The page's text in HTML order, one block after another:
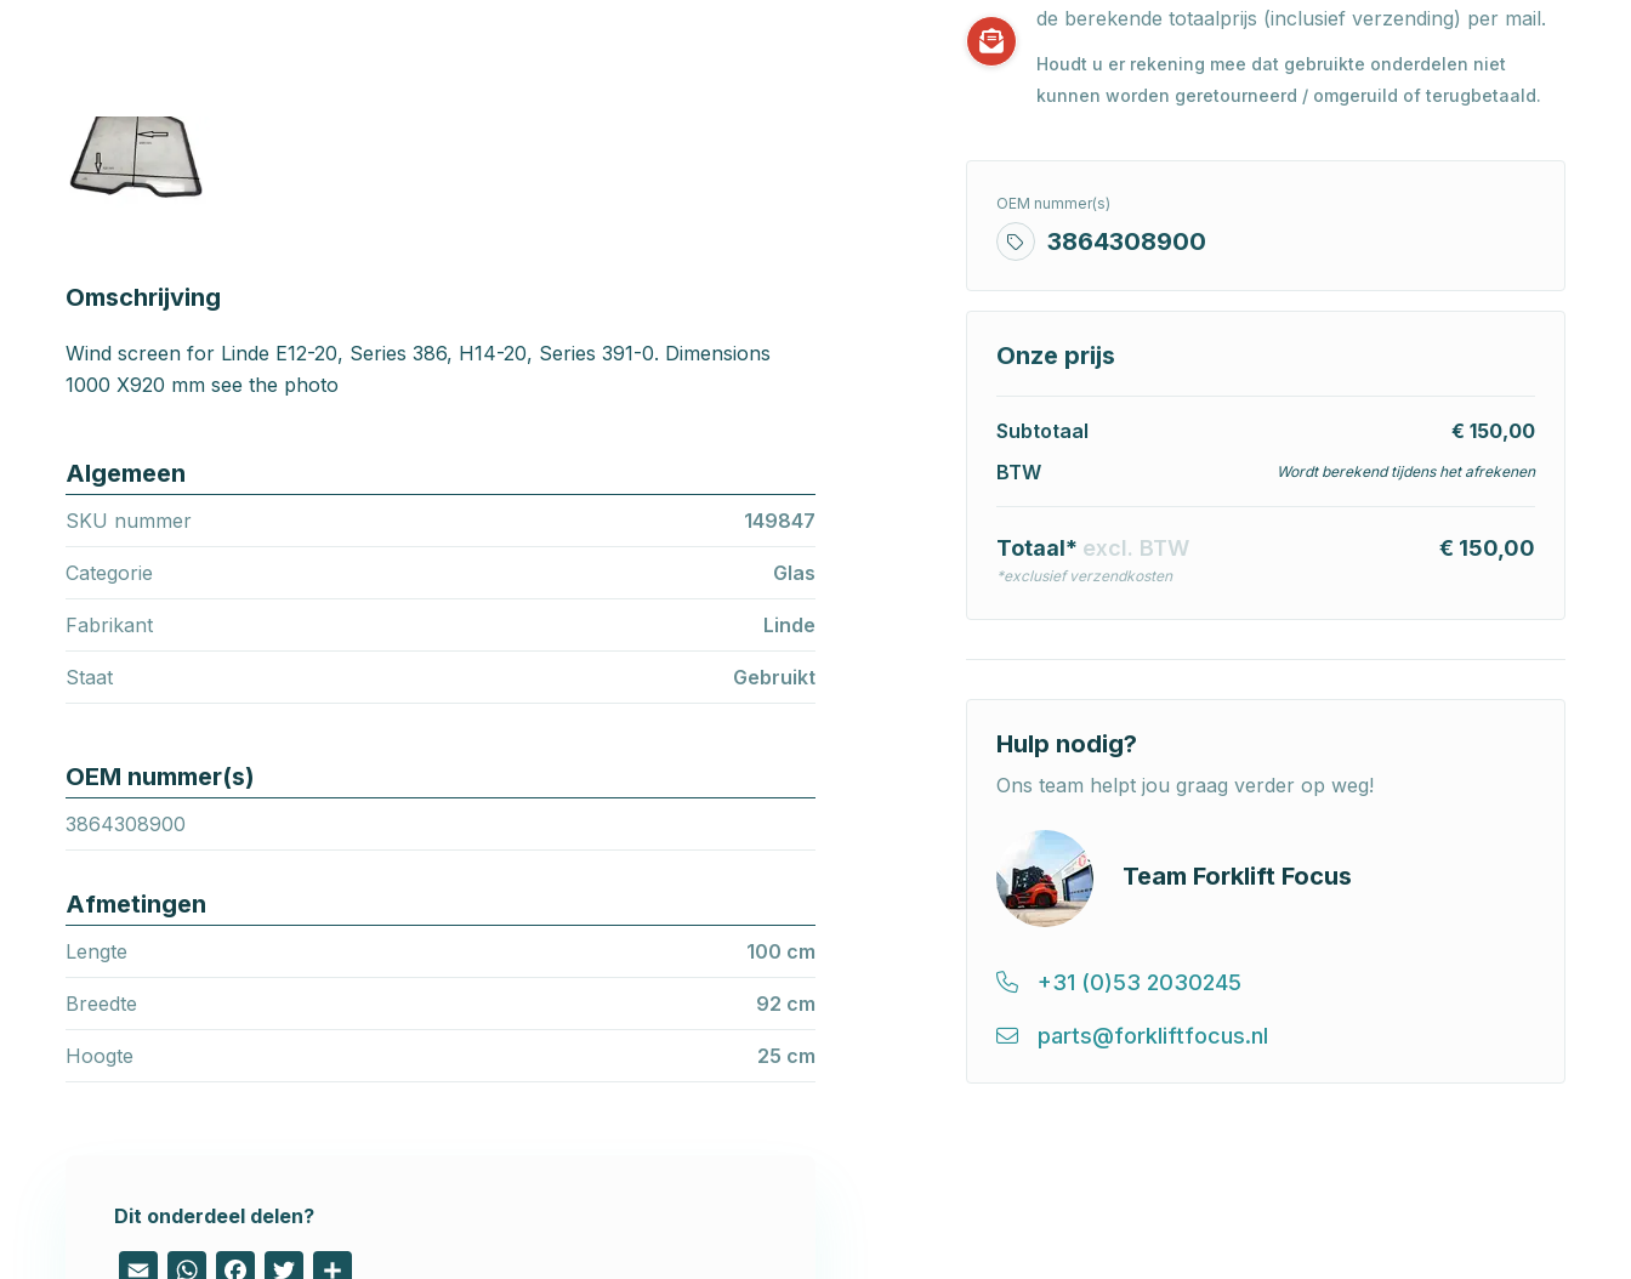
de berekende totaalprijs (inclusief verzending) per mail.
Houdt u er rekening mee dat gebruikte onderdelen niet
kunnen worden geretourneerd / omgeruild of terugbetaald.
OEM nummer(s)
3864308900
Onze prijs
Subtotaal
€ 150,00
BTW
Wordt berekend tijdens het afrekenen
Totaal* excl. BTW
*exclusief verzendkosten
€ 150,00
Hulp nodig?
Ons team helpt jou graag verder op weg!
Team Forklift Focus
+31 (0)53 2030245
parts@forkliftfocus.nl
Omschrijving
Wind screen for Linde E12-20, Series 386, H14-20, Series 391-0. Dimensions
1000 X920 mm see the photo
Algemeen
SKU nummer 149847
Categorie Glas
Fabrikant Linde
Staat Gebruikt
OEM nummer(s)
3864308900
Afmetingen
Lengte 100 cm
Breedte 92 cm
Hoogte 25 cm
Dit onderdeel delen?
Email WhatsApp
FacebookTwitter